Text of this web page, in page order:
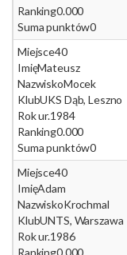
Ranking0.000
Suma punktów0
Miejsce40
ImięMateusz
NazwiskoMocek
KlubUKS Dąb, Leszno
Rok ur.1984
Ranking0.000
Suma punktów0
Miejsce40
ImięAdam
NazwiskoKrochmal
KlubUNTS, Warszawa
Rok ur.1986